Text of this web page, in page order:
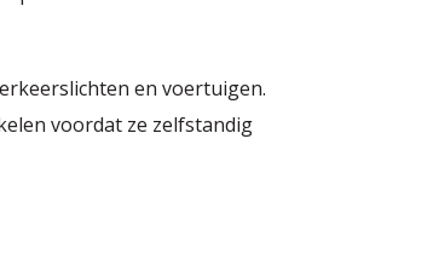
en voertuigen.
voordat ze zelfstandig